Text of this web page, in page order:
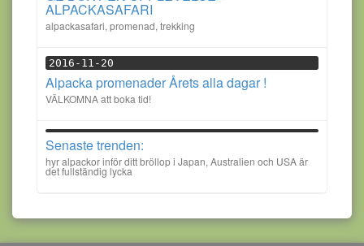
ALPACKASAFARI
alpackasafari, promenad, trekking
2016-11-20
Alpacka promenader Årets alla dagar !
VÄLKOMNA att boka tid!
Senaste trenden:
hyr alpackor inför ditt bröllop i Japan, Australien och USA är
det fullständig lycka